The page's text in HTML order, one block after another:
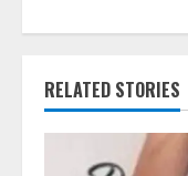
u
RELATED STORIES